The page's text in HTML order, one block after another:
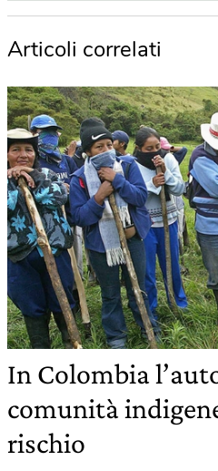
Articoli correlati
In Colombia
comunità
rischio